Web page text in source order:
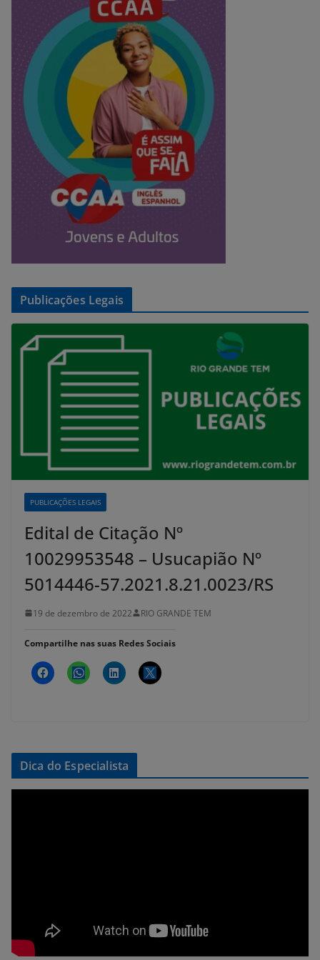
Publicações Legais
PUBLICAÇÕES LEGAIS
Edital de Citação Nº
10029953548 – Usucapião Nº
5014446-57.2021.8.21.0023/RS
19 de dezembro de 2022 RIO GRANDE TEM
Compartilhe nas suas Redes Sociais
Dica do Especialista